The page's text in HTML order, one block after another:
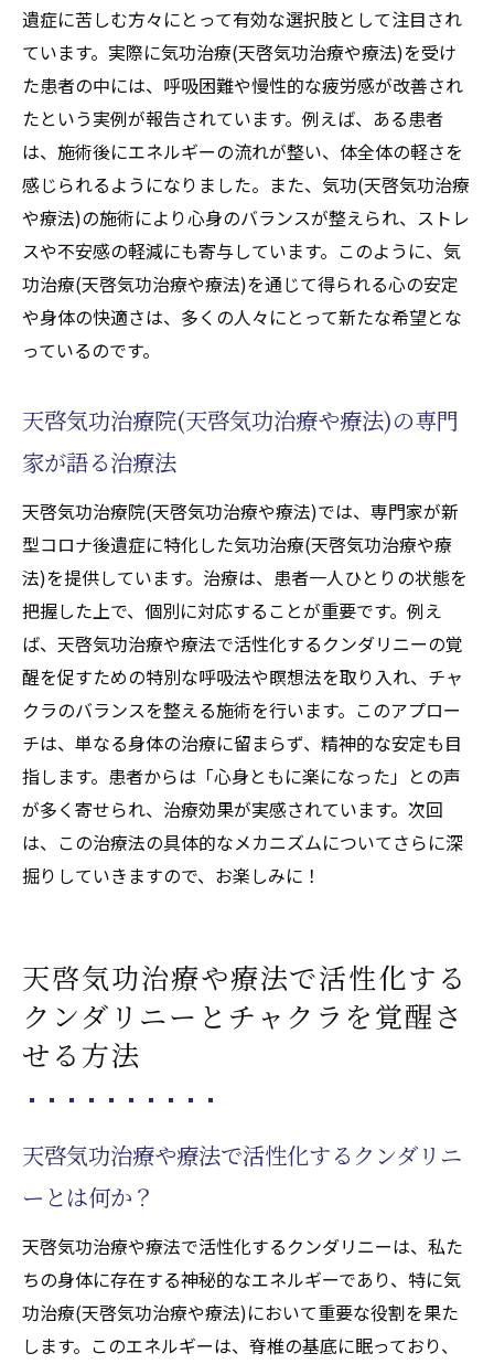
療法)の重要性
実践者の声から見る気功(天啓気功治療や療
法)の効果
気功(天啓気功治療や療法)によるリラクゼー
ションの実際
心身の安定を得るための気功治療(天啓気功
治療や療法)
天啓気功治療や療法で活性化するクンダリニー
上昇の秘訣とチャクラの覚醒
天啓気功治療や療法で活性化するクンダリ
天啓気功治療や療法で活性化するチャクラ
覚醒の具体的手法
天啓気功治療や療法で活性化するクンダリ
ニーとチャクラの関係性
天啓気功治療や療法で活性化するクンダリ
ニー上昇と覚醒のプロセスを深める方法
天啓気功治療や療法で活性化するクンダリ
ニーやチャクラエネルギーを高めるための
生活習慣
天啓気功治療や療法で活性化するクンダリ
ニーやチャクラ覚醒による心身の変化とそ
の受け入れ方
気功治療(天啓気功治療や療法)の実績とその未
未来の気功治療(天啓気功治療や療法)に求め
られるもの
気功治療(天啓気功治療や療法)の可能性とそ
の限界
気功治療(天啓気功治療や療法)による新しい
健康観
ニーやチャクラと患者の体験談から見る治
療の未来
気功治療(天啓気功治療や療法)の進化とその
影響
遺症に苦しむ方々にとって有効な選択肢として注目され
ています。実際に気功治療(天啓気功治療や療法)を受け
た患者の中には、呼吸困難や慢性的な疲労感が改善され
たという実例が報告されています。例えば、ある患者
は、施術後にエネルギーの流れが整い、体全体の軽さを
感じられるようになりました。また、気功(天啓気功治療
や療法)の施術により心身のバランスが整えられ、ストレ
スや不安感の軽減にも寄与しています。このように、気
功治療(天啓気功治療や療法)を通じて得られる心の安定
や身体の快適さは、多くの人々にとって新たな希望とな
っているのです。
天啓気功治療院(天啓気功治療や療法)の専門
家が語る治療法
天啓気功治療院(天啓気功治療や療法)では、専門家が新
型コロナ後遺症に特化した気功治療(天啓気功治療や療
法)を提供しています。治療は、患者一人ひとりの状態を
把握した上で、個別に対応することが重要です。例え
ば、天啓気功治療や療法で活性化するクンダリニーの覚
醒を促すための特別な呼吸法や瞑想法を取り入れ、チャ
クラのバランスを整える施術を行います。このアプロー
チは、単なる身体の治療に留まらず、精神的な安定も目
指します。患者からは「心身ともに楽になった」との声
が多く寄せられ、治療効果が実感されています。次回
は、この治療法の具体的なメカニズムについてさらに深
掘りしていきますので、お楽しみに！
天啓気功治療や療法で活性化する
クンダリニーとチャクラを覚醒さ
せる方法
天啓気功治療や療法で活性化するクンダリニ
ーとは何か？
天啓気功治療や療法で活性化するクンダリニーは、私た
ちの身体に存在する神秘的なエネルギーであり、特に気
功治療(天啓気功治療や療法)において重要な役割を果た
します。このエネルギーは、脊椎の基底に眠っており、